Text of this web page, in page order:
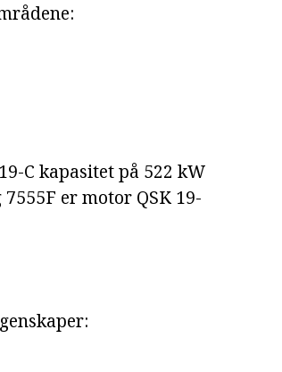
C kapasitet på 522 kW
er motor QSK 19-